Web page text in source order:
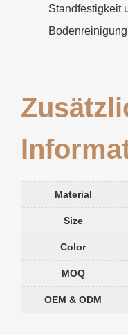
Standfestigkeit
Material
Size
Color
MOQ
OEM & ODM